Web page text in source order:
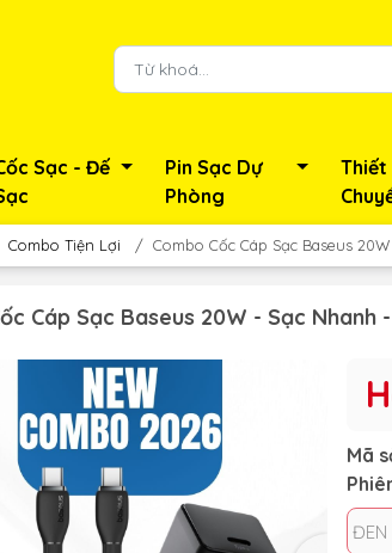
Sạc - Đế
Pin Sạc Dự
Phòng
Thiết
Combo Tiện Lợi / Combo Cốc Cáp Sạc Baseus
Cáp Sạc Baseus 20W - Sạc
Mã
ĐEN